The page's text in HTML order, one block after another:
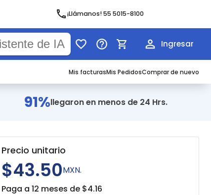
¡Llámanos! 55 5015-8100
Ingresar
Mis facturasMis PedidosComprar de nuevo
91%llegaron en menos de 24 Hrs.
Precio unitario
$43.50MXN.
Paga a 12 meses de $4.16